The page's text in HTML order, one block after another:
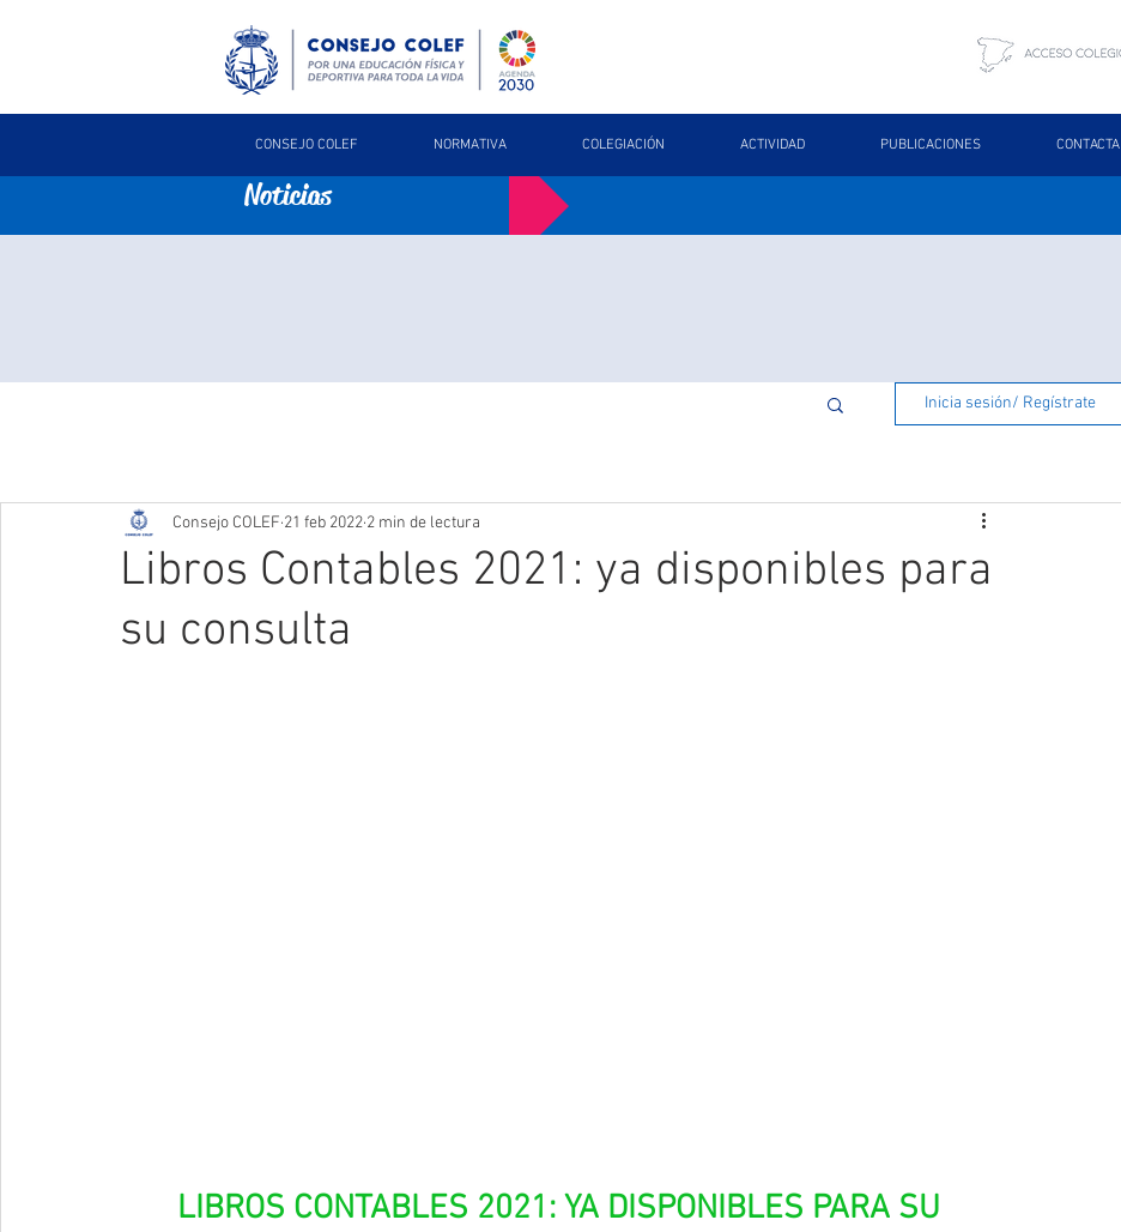
CONSEJO COLEF NORMATIVA COLEGIACIÓN ACTIVIDAD PUBLICACIONES CONTACTA
Noticias
Inicia sesión/ Regístrate
Libros Contables 2021: ya disponibles para
su consulta
Consejo COLEF 21 feb 2022 2 min de lectura
LIBROS CONTABLES 2021: YA DISPONIBLES PARA SU